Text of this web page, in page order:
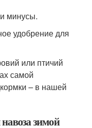
минусы.
удобрение для
или птичий
самой
– в нашей
зимой